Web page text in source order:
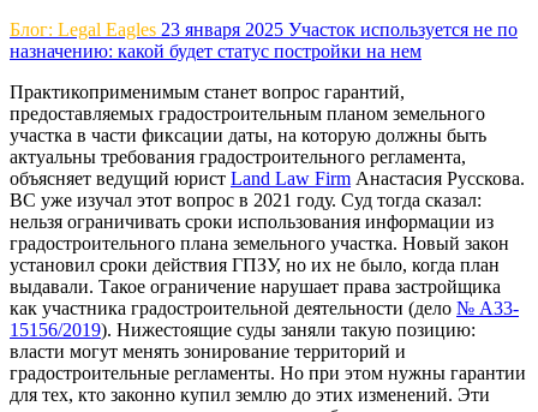
Блог: Legal Eagles 23 января 2025 Участок используется не по
назначению: какой будет статус постройки на нем
Практикоприменимым станет вопрос гарантий,
предоставляемых градостроительным планом земельного
участка в части фиксации даты, на которую должны быть
актуальны требования градостроительного регламента,
объясняет ведущий юрист Land Law Firm Анастасия Русскова.
ВС уже изучал этот вопрос в 2021 году. Суд тогда сказал:
нельзя ограничивать сроки использования информации из
градостроительного плана земельного участка. Новый закон
установил сроки действия ГПЗУ, но их не было, когда план
выдавали. Такое ограничение нарушает права застройщика
как участника градостроительной деятельности (дело № А33-
15156/2019). Нижестоящие суды заняли такую позицию:
власти могут менять зонирование территорий и
градостроительные регламенты. Но при этом нужны гарантии
для тех, кто законно купил землю до этих изменений. Эти